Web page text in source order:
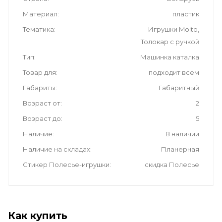
Материал
пластик
Тематика
Игрушки Molto,
Толокар с ручкой
Тип
Машинка каталка
Товар для
подходит всем
Габариты
Габаритный
Возраст от
2
Возраст до
5
Наличие
В наличии
Наличие на складах
Планерная
Стикер Полесье-игрушки
скидка Полесье
Как купить